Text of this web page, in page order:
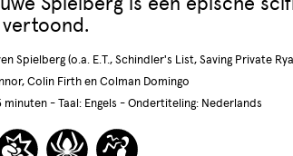
Spielberg (o.a. E.T., Schindler's List, Saving Private
Colin Firth en Colman Domingo
minuten - Taal: Engels - Ondertiteling: Nederlands